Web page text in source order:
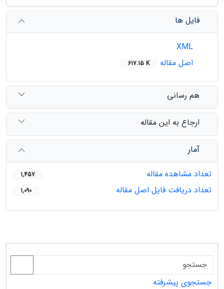
فایل ها
اصل مقاله
617.15 K
هم رسانی
ارجاع به این مقاله
آمار
تعداد مشاهده مقاله
1,457
تعداد دریافت فایل اصل مقاله 1,090
جستجوی پیشرفته